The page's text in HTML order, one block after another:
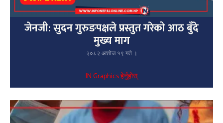
जेनजी: सुदन गुरुङपक्षले प्रस्तुत गरेको आठ बुँदे
मुख्य माग
२०८२ अशोज १९ गते ।
IN Graphics हेर्नुहोस्